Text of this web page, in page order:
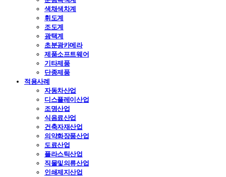
색채색차계
휘도계
조도계
광택계
초분광카메라
제품소프트웨어
기타제품
단종제품
적용사례
자동차산업
디스플레이산업
조명산업
식음료산업
건축자재산업
의약화장품산업
도료산업
플라스틱산업
직물및의류산업
인쇄제지산업